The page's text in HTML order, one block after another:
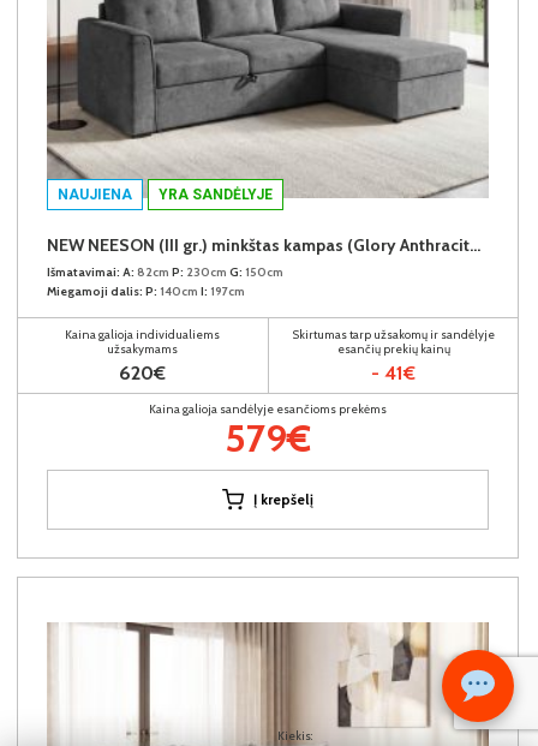
Kiekis:
NAUJIENA YRA SANDĖLYJE
NEW NEESON (III gr.) minkštas kampas (Glory Anthracite-18)
Išmatavimai: A: 82cm P: 230cm G: 150cm
Miegamoji dalis: P: 140cm I: 197cm
Kaina galioja individualiems
užsakymams
620€
Skirtumas tarp užsakomų ir sandėlyje
esančių prekių kainų
- 41€
Kaina galioja sandėlyje esančioms prekėms
579€
Į krepšelį